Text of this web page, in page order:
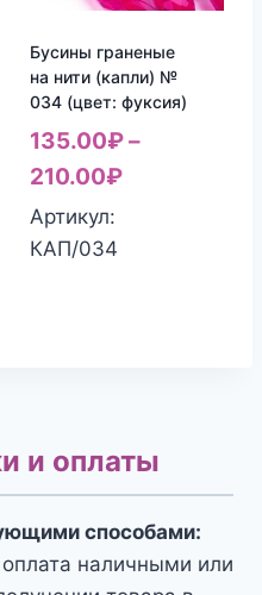
Бусины граненые
на нити (капли) №
034 (цвет: фуксия)
135.00₽–
210.00₽
Артикул:
КАП/034
и оплаты
способами:
наличными или